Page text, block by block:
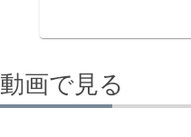
動画で見る